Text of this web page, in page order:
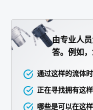
由专业人
答。例如，
通过这样的流体
正在寻找拥有这
哪些是可以在这